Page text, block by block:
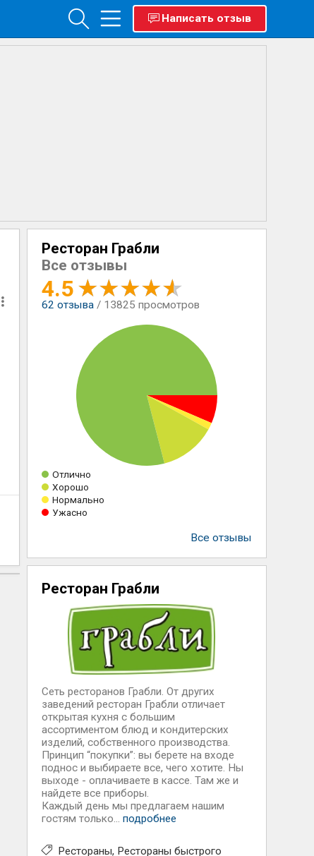
Написать отзыв
Ресторан Грабли
Все отзывы
4.5
62 отзыва / 13825 просмотров
Отлично
Хорошо
Нормально
Ужасно
Все отзывы
Ресторан Грабли
Сеть ресторанов Грабли. От других
заведений ресторан Грабли отличает
открытая кухня с большим
ассортиментом блюд и кондитерских
изделий, собственного производства.
Принцип “покупки”: вы берете на входе
поднос и выбираете все, чего хотите. Ны
выходе - оплачиваете в кассе. Там же и
найдете все приборы.
Каждый день мы предлагаем нашим
гостям только... подробнее
Рестораны Рестораны быстрого